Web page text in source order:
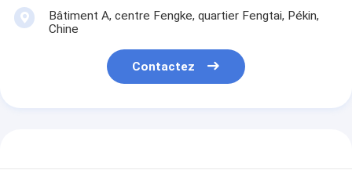
Bâtiment A, centre Fengke, quartier Fengtai, Pékin,
Chine
Contactez